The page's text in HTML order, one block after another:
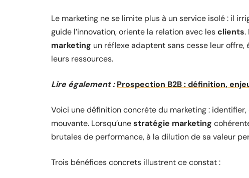
Le marketing ne se limite plus à un service isolé : il
guide l’innovation, oriente la relation avec lesclients.
marketing un réflexe adaptent sans cesse leur
leurs ressources.
Lire également : Prospection B2B : définition,
Voici une définition concrète du marketing :
mouvante. Lorsqu’unestratégie marketing
brutales de performance, à la dilution de sa valeur
Trois bénéfices concrets illustrent ce constat :